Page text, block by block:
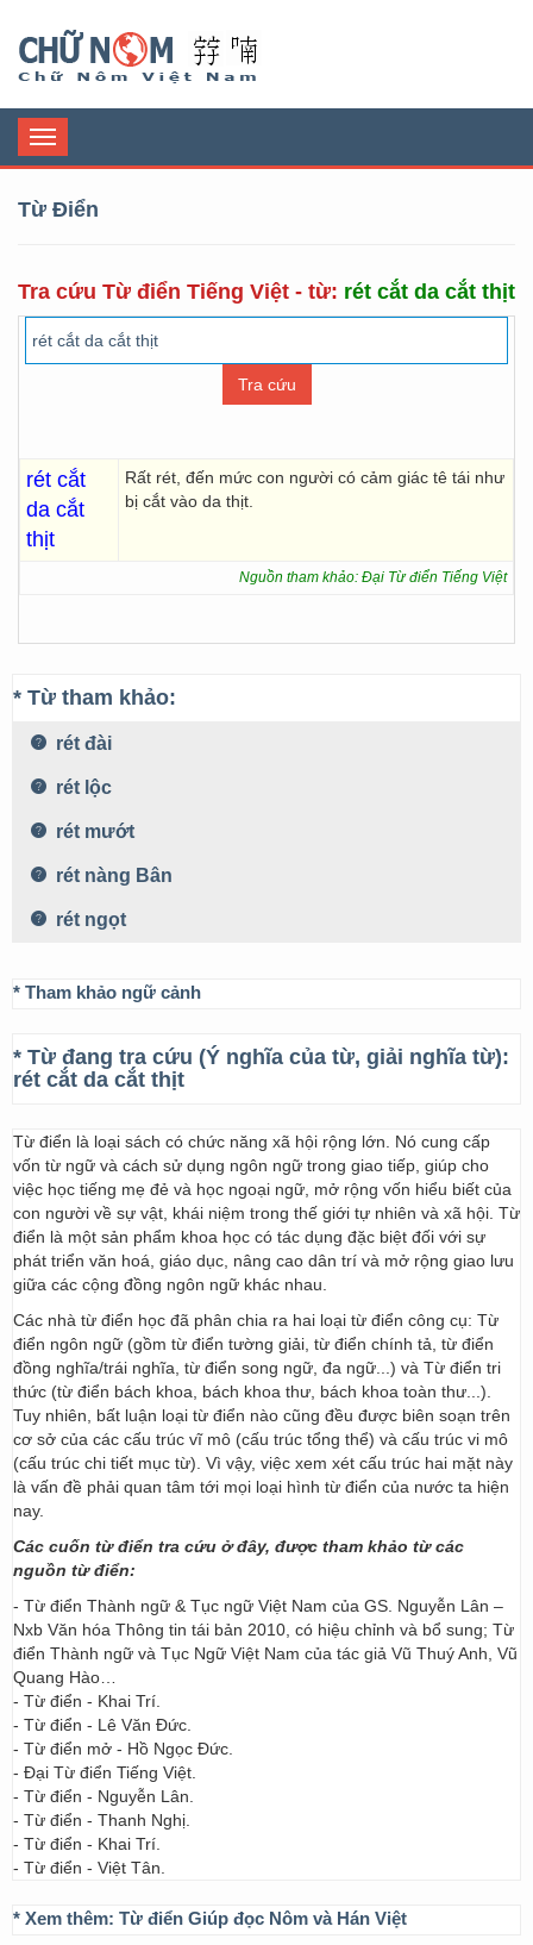
Toggle
navigation
Từ Điển
Tra cứu Từ điển Tiếng Việt - từ: rét cắt da cắt thịt
rét cắt
da cắt
thịt
Rất rét, đến mức con người có cảm giác tê tái như
bị cắt vào da thịt.
Nguồn tham khảo: Đại Từ điển Tiếng Việt
* Từ tham khảo:
rét đài
rét lộc
rét mướt
rét nàng Bân
rét ngọt
* Tham khảo ngữ cảnh
* Từ đang tra cứu (Ý nghĩa của từ, giải nghĩa từ):
rét cắt da cắt thịt
Từ điển là loại sách có chức năng xã hội rộng lớn. Nó cung cấp
vốn từ ngữ và cách sử dụng ngôn ngữ trong giao tiếp, giúp cho
việc học tiếng mẹ đẻ và học ngoại ngữ, mở rộng vốn hiểu biết của
con người về sự vật, khái niệm trong thế giới tự nhiên và xã hội. Từ
điển là một sản phẩm khoa học có tác dụng đặc biệt đối với sự
phát triển văn hoá, giáo dục, nâng cao dân trí và mở rộng giao lưu
giữa các cộng đồng ngôn ngữ khác nhau.
Các nhà từ điển học đã phân chia ra hai loại từ điển công cụ: Từ
điển ngôn ngữ (gồm từ điển tường giải, từ điển chính tả, từ điển
đồng nghĩa/trái nghĩa, từ điển song ngữ, đa ngữ...) và Từ điển tri
thức (từ điển bách khoa, bách khoa thư, bách khoa toàn thư...).
Tuy nhiên, bất luận loại từ điển nào cũng đều được biên soạn trên
cơ sở của các cấu trúc vĩ mô (cấu trúc tổng thể) và cấu trúc vi mô
(cấu trúc chi tiết mục từ). Vì vậy, việc xem xét cấu trúc hai mặt này
là vấn đề phải quan tâm tới mọi loại hình từ điển của nước ta hiện
nay.
Các cuốn từ điển tra cứu ở đây, được tham khảo từ các
nguồn từ điển:
- Từ điển Thành ngữ & Tục ngữ Việt Nam của GS. Nguyễn Lân –
Nxb Văn hóa Thông tin tái bản 2010, có hiệu chỉnh và bổ sung; Từ
điển Thành ngữ và Tục Ngữ Việt Nam của tác giả Vũ Thuý Anh, Vũ
Quang Hào…
- Từ điển - Khai Trí.
- Từ điển - Lê Văn Đức.
- Từ điển mở - Hồ Ngọc Đức.
- Đại Từ điển Tiếng Việt.
- Từ điển - Nguyễn Lân.
- Từ điển - Thanh Nghị.
- Từ điển - Khai Trí.
- Từ điển - Việt Tân.
* Xem thêm: Từ điển Giúp đọc Nôm và Hán Việt